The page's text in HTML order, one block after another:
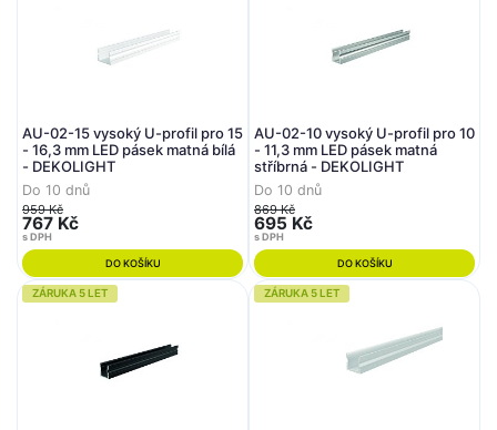
AU-02-15 vysoký U-profil pro 15
- 16,3 mm LED pásek matná bílá
- DEKOLIGHT
Do 10 dnů
959 Kč
767 Kč
s DPH
DO KOŠÍKU
AU-02-10 vysoký U-profil pro 10
- 11,3 mm LED pásek matná
stříbrná - DEKOLIGHT
Do 10 dnů
869 Kč
695 Kč
s DPH
DO KOŠÍKU
ZÁRUKA 5 LET ZÁRUKA 5 LET